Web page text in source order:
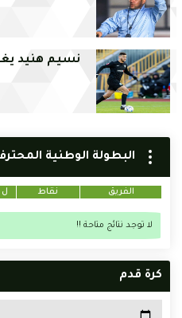
نسيم هنيد
البطولة الوطنية
الفريق نقاط ل
لا توجد نتائج متاحة !!
كرة قدم